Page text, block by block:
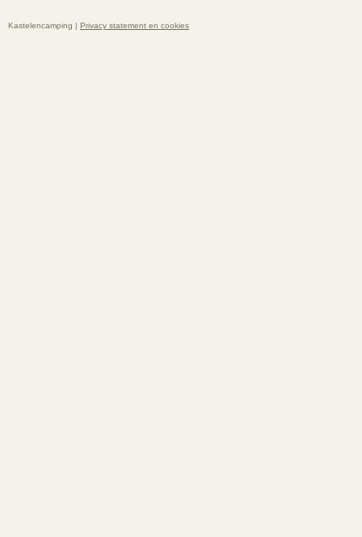
Kastelencamping | Privacy statement en cookies